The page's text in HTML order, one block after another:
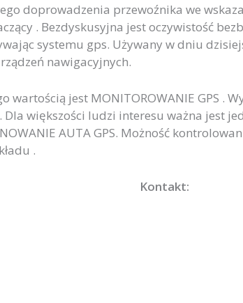
doprowadzenia przewoźnika we
. Bezdyskusyjna jest oczywistość
systemu gps. Używany w dniu
nawigacyjnych.
wartością jest MONITOROWANIE GPS .
Dla większości ludzi interesu ważna jest
AUTA GPS. Możność
.
Kontakt: